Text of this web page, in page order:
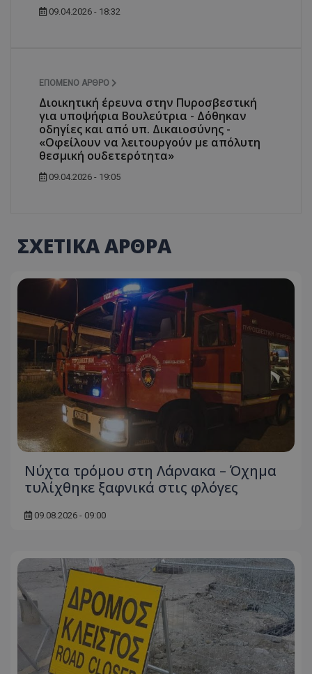
09.04.2026 - 18:32
ΕΠΌΜΕΝΟ ΆΡΘΡΟ
Διοικητική έρευνα στην Πυροσβεστική
για υποψήφια Βουλεύτρια - Δόθηκαν
οδηγίες και από υπ. Δικαιοσύνης -
«Οφείλουν να λειτουργούν με απόλυτη
θεσμική ουδετερότητα»
09.04.2026 - 19:05
ΣΧΕΤΙΚΑ ΑΡΘΡΑ
Νύχτα τρόμου στη Λάρνακα – Όχημα
τυλίχθηκε ξαφνικά στις φλόγες
09.08.2026 - 09:00